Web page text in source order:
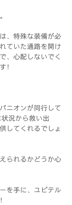
、特殊な装備が必
ていた通路を開け
、心配しないでく
！
ニオンが同行して
況から救い出
してくれるでしょ
られるかどうか心
を手に、ユピテル